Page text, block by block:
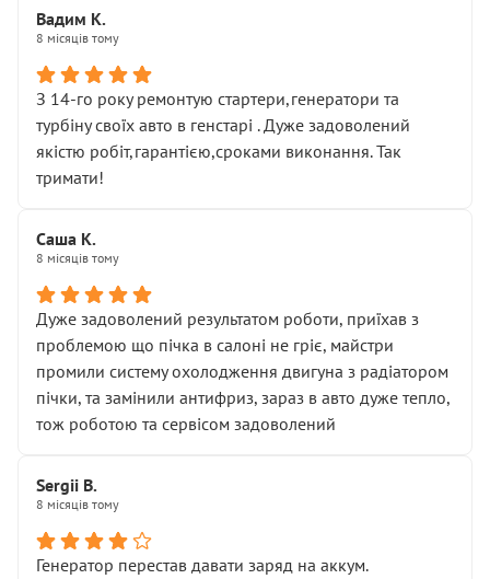
Вадим К.
8 місяців тому
З 14-го року ремонтую стартери,генератори та
турбіну своїх авто в генстарі . Дуже задоволений
якістю робіт,гарантією,сроками виконання. Так
тримати!
Саша К.
8 місяців тому
Дуже задоволений результатом роботи, приїхав з
проблемою що пічка в салоні не гріє, майстри
промили систему охолодження двигуна з радіатором
пічки, та замінили антифриз, зараз в авто дуже тепло,
тож роботою та сервісом задоволений
Sergii B.
8 місяців тому
Генератор перестав давати заряд на аккум.